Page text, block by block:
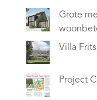
Grote
Villa
Project